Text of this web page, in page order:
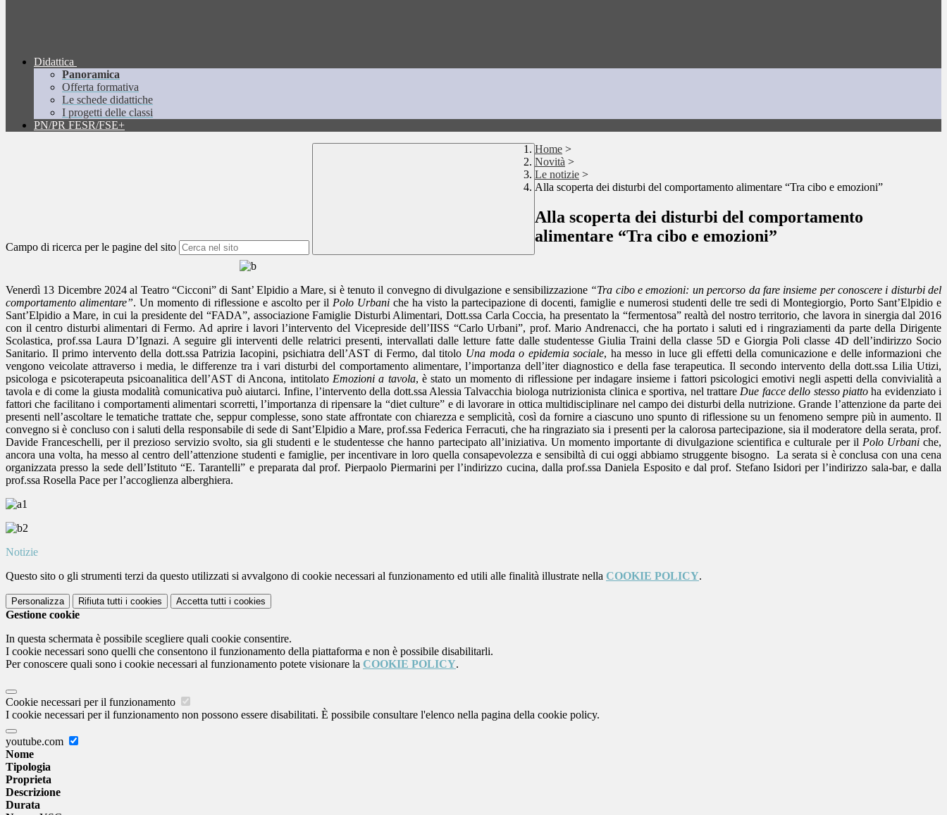
Didattica
Panoramica
Offerta formativa
Le schede didattiche
I progetti delle classi
PN/PR FESR/FSE+
Campo di ricerca per le pagine del sito
Home >
Novità >
Le notizie >
Alla scoperta dei disturbi del comportamento alimentare “Tra cibo e emozioni”
Alla scoperta dei disturbi del comportamento
alimentare “Tra cibo e emozioni”
Venerdì 13 Dicembre 2024 al Teatro “Cicconi” di Sant’ Elpidio a Mare, si è tenuto il convegno di divulgazione e sensibilizzazione “Tra cibo e emozioni: un percorso da fare insieme per conoscere i disturbi del
comportamento alimentare”. Un momento di riflessione e ascolto per il Polo Urbaniche ha visto la partecipazione di docenti, famiglie e numerosi studenti delle tre sedi di Montegiorgio, Porto Sant’Elpidio e
Sant’Elpidio a Mare, in cui la presidente del “FADA”, associazione Famiglie Disturbi Alimentari, Dott.ssa Carla Coccia, ha presentato la “fermentosa” realtà del nostro territorio, che lavora in sinergia dal 2016
con il centro disturbi alimentari di Fermo. Ad aprire i lavori l’intervento del Vicepreside dell’IISS “Carlo Urbani”, prof. Mario Andrenacci, che ha portato i saluti ed i ringraziamenti da parte della Dirigente
Scolastica, prof.ssa Laura D’Ignazi. A seguire gli interventi delle relatrici presenti, intervallati dalle letture fatte dalle studentesse Giulia Traini della classe 5D e Giorgia Poli classe 4D dell’indirizzo Socio
Sanitario. Il primo intervento della dott.ssa Patrizia Iacopini, psichiatra dell’AST di Fermo, dal titolo Una moda o epidemia sociale, ha messo in luce gli effetti della comunicazione e delle informazioni che
vengono veicolate attraverso i media, le differenze tra i vari disturbi del comportamento alimentare, l’importanza dell’iter diagnostico e della fase terapeutica. Il secondo intervento della dott.ssa Lilia Utizi,
psicologa e psicoterapeuta psicoanalitica dell’AST di Ancona, intitolato Emozioni a tavola, è stato un momento di riflessione per indagare insieme i fattori psicologici emotivi negli aspetti della convivialità a
tavola e di come la giusta modalità comunicativa può aiutarci. Infine, l’intervento della dott.ssa Alessia Talvacchia biologa nutrizionista clinica e sportiva, nel trattare Due facce dello stesso piattoha evidenziato i
fattori che facilitano i comportamenti alimentari scorretti, l’importanza di ripensare la “diet culture” e di lavorare in ottica multidisciplinare nel campo dei disturbi della nutrizione. Grande l’attenzione da parte dei
presenti nell’ascoltare le tematiche trattate che, seppur complesse, sono state affrontate con chiarezza e semplicità, così da fornire a ciascuno uno spunto di riflessione su un fenomeno sempre più in aumento. Il
convegno si è concluso con i saluti della responsabile di sede di Sant’Elpidio a Mare, prof.ssa Federica Ferracuti, che ha ringraziato sia i presenti per la calorosa partecipazione, sia il moderatore della serata, prof.
Davide Franceschelli, per il prezioso servizio svolto, sia gli studenti e le studentesse che hanno partecipato all’iniziativa. Un momento importante di divulgazione scientifica e culturale per il Polo Urbaniche,
ancora una volta, ha messo al centro dell’attenzione studenti e famiglie, per incentivare in loro quella consapevolezza e sensibiltà di cui oggi abbiamo struggente bisogno.
La serata si è conclusa con una cena
organizzata presso la sede dell’Istituto “E. Tarantelli” e preparata dal prof. Pierpaolo Piermarini per l’indirizzo cucina, dalla prof.ssa Daniela Esposito e dal prof. Stefano Isidori per l’indirizzo sala-bar, e dalla
prof.ssa Rosella Pace per l’accoglienza alberghiera.
Notizie
Questo sito o gli strumenti terzi da questo utilizzati si avvalgono di cookie necessari al funzionamento ed utili alle finalità illustrate nella COOKIE POLICY.
Personalizza Rifiuta tutti i cookies Accetta tutti i cookies
Gestione cookie
In questa schermata è possibile scegliere quali cookie consentire.
I cookie necessari sono quelli che consentono il funzionamento della piattaforma e non è possibile disabilitarli.
Per conoscere quali sono i cookie necessari al funzionamento potete visionare la COOKIE POLICY.
Cookie necessari per il funzionamento
I cookie necessari per il funzionamento non possono essere disabilitati. È possibile consultare l'elenco nella pagina della cookie policy.
youtube.com
Nome
Tipologia
Proprieta
Descrizione
Durata